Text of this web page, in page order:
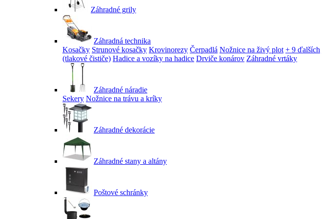
Záhradné grily
Záhradná technika
Kosačky Strunové kosačky Krovinorezy Čerpadlá Nožnice na živý plot + 9 ďalších
(tlakové čističe) Hadice a vozíky na hadice Drviče konárov Záhradné vrtáky
Záhradné náradie
Sekery Nožnice na trávu a kríky
Záhradné dekorácie
Záhradné stany a altány
Poštové schránky